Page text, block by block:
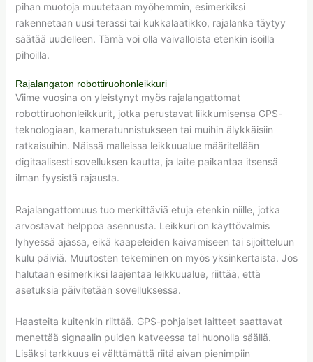
pihan muotoja muutetaan myöhemmin, esimerkiksi
rakennetaan uusi terassi tai kukkalaatikko, rajalanka täytyy
säätää uudelleen. Tämä voi olla vaivalloista etenkin isoilla
pihoilla.
Rajalangaton robottiruohonleikkuri
Viime vuosina on yleistynyt myös rajalangattomat
robottiruohonleikkurit, jotka perustavat liikkumisensa GPS-
teknologiaan, kameratunnistukseen tai muihin älykkäisiin
ratkaisuihin. Näissä malleissa leikkuualue määritellään
digitaalisesti sovelluksen kautta, ja laite paikantaa itsensä
ilman fyysistä rajausta.
Rajalangattomuus tuo merkittäviä etuja etenkin niille, jotka
arvostavat helppoa asennusta. Leikkuri on käyttövalmis
lyhyessä ajassa, eikä kaapeleiden kaivamiseen tai sijoitteluun
kulu päiviä. Muutosten tekeminen on myös yksinkertaista. Jos
halutaan esimerkiksi laajentaa leikkuualue, riittää, että
asetuksia päivitetään sovelluksessa.
Haasteita kuitenkin riittää. GPS-pohjaiset laitteet saattavat
menettää signaalin puiden katveessa tai huonolla säällä.
Lisäksi tarkkuus ei välttämättä riitä aivan pienimpiin